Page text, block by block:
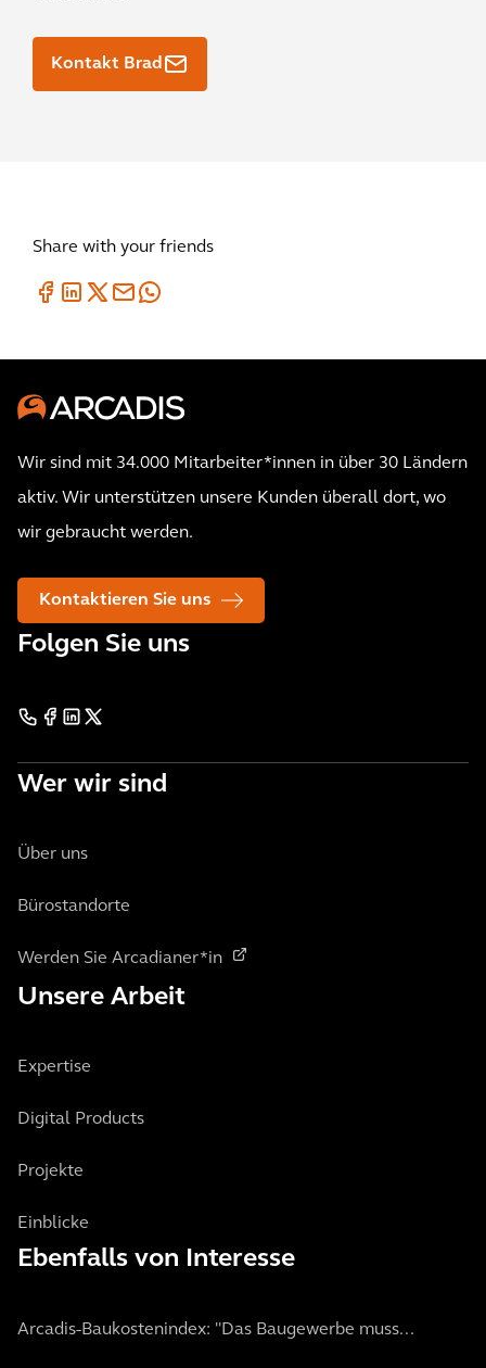
Kontakt Brad
Share with your friends
Wir sind mit 34.000 Mitarbeiter*innen in über 30 Ländern
aktiv. Wir unterstützen unsere Kunden überall dort, wo
wir gebraucht werden.
Kontaktieren Sie uns
Folgen Sie uns
Wer wir sind
Über uns
Bürostandorte
Werden Sie Arcadianer*in
Unsere Arbeit
Expertise
Digital Products
Projekte
Einblicke
Ebenfalls von Interesse
Arcadis-Baukostenindex: "Das Baugewerbe muss...